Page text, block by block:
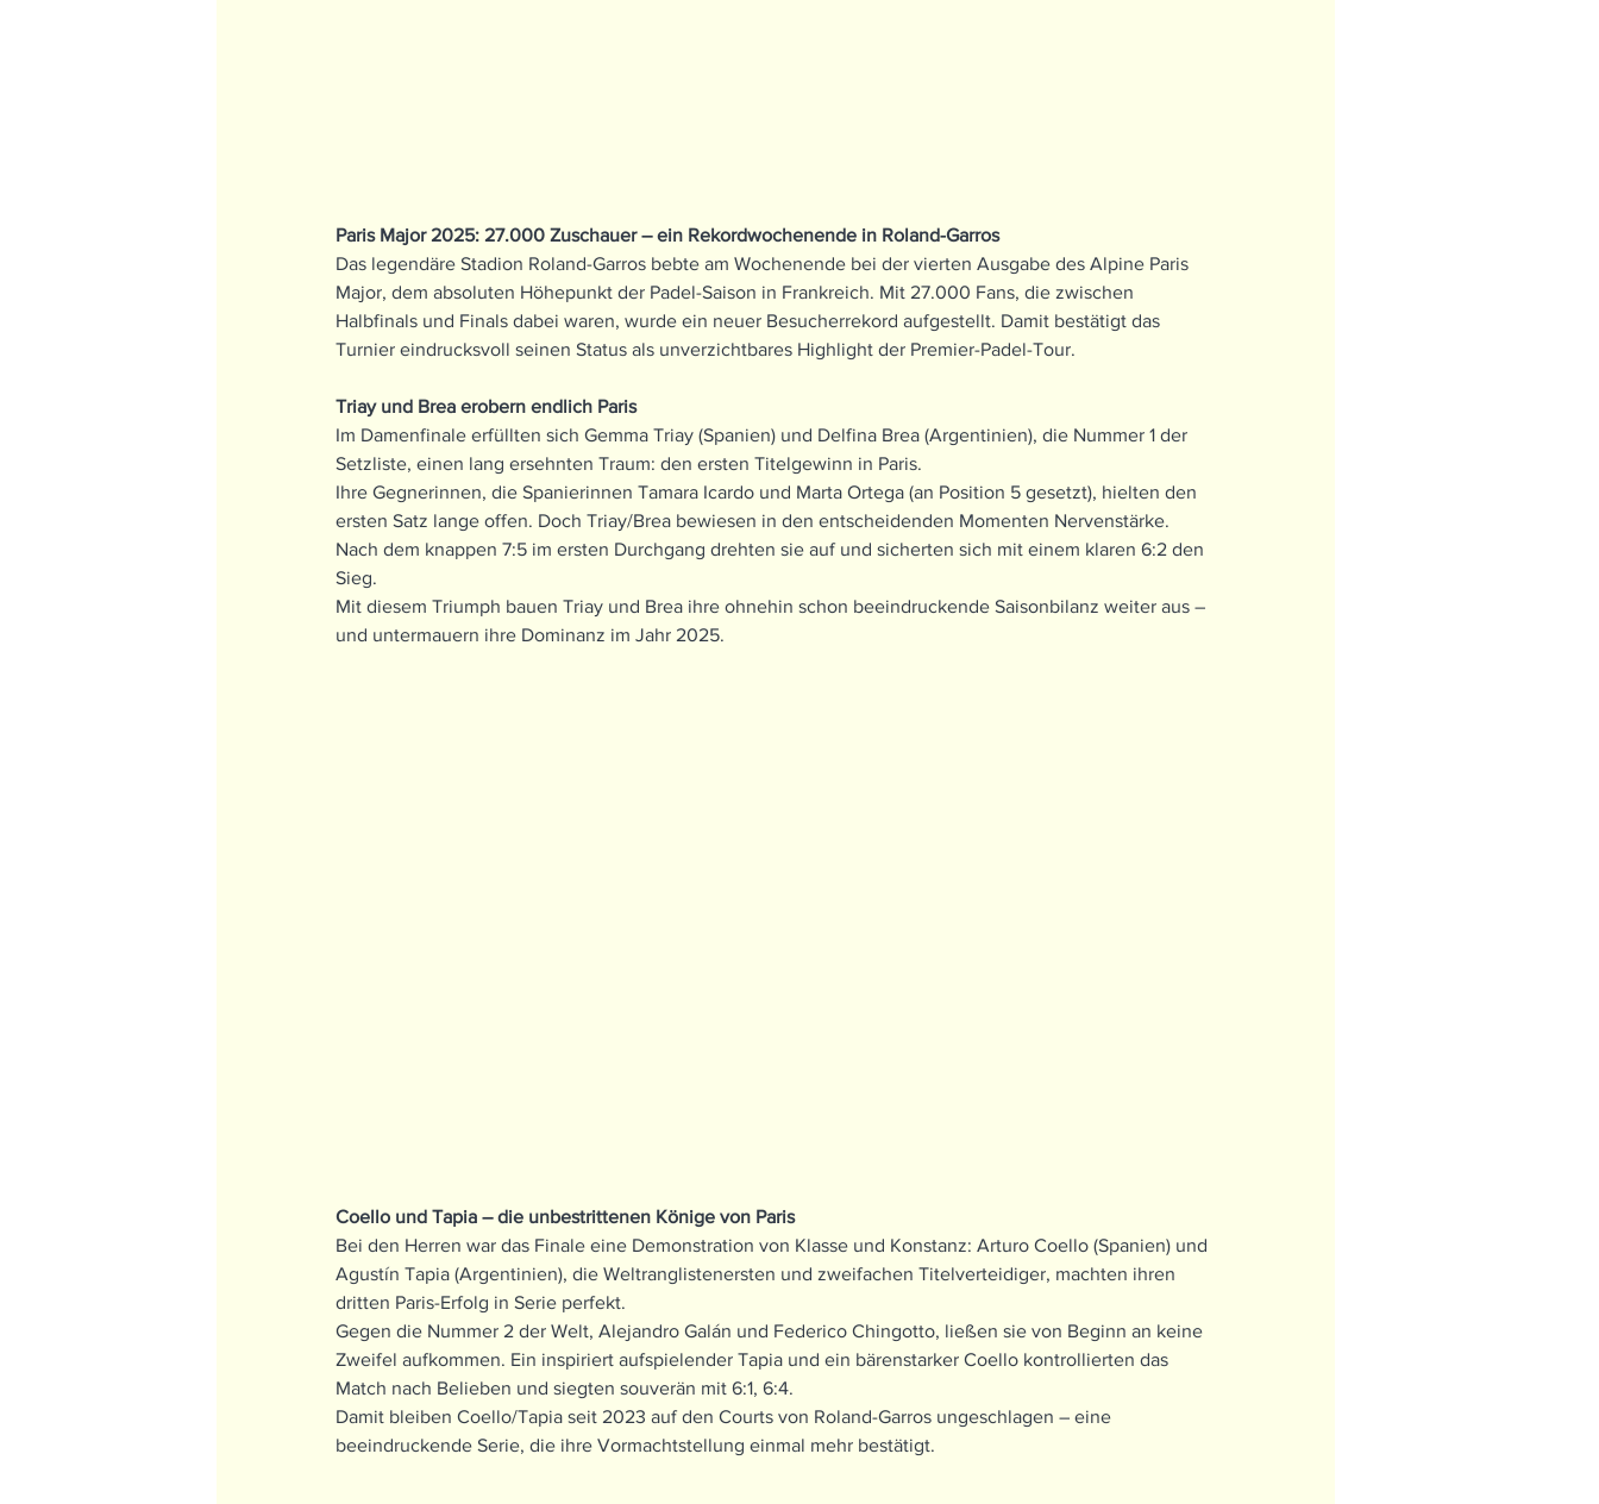
Paris Major 2025: 27.000 Zuschauer – ein Rekordwochenende in Roland-Garros
Das legendäre Stadion Roland-Garros bebte am Wochenende bei der vierten Ausgabe des Alpine Paris
Major, dem absoluten Höhepunkt der Padel-Saison in Frankreich. Mit 27.000 Fans, die zwischen
Halbfinals und Finals dabei waren, wurde ein neuer Besucherrekord aufgestellt. Damit bestätigt das
Turnier eindrucksvoll seinen Status als unverzichtbares Highlight der Premier-Padel-Tour.
Triay und Brea erobern endlich Paris
Im Damenfinale erfüllten sich Gemma Triay (Spanien) und Delfina Brea (Argentinien), die Nummer 1 der
Setzliste, einen lang ersehnten Traum: den ersten Titelgewinn in Paris.
Ihre Gegnerinnen, die Spanierinnen Tamara Icardo und Marta Ortega (an Position 5 gesetzt), hielten den
ersten Satz lange offen. Doch Triay/Brea bewiesen in den entscheidenden Momenten Nervenstärke.
Nach dem knappen 7:5 im ersten Durchgang drehten sie auf und sicherten sich mit einem klaren 6:2 den
Sieg.
Mit diesem Triumph bauen Triay und Brea ihre ohnehin schon beeindruckende Saisonbilanz weiter aus –
und untermauern ihre Dominanz im Jahr 2025.
Coello und Tapia – die unbestrittenen Könige von Paris
Bei den Herren war das Finale eine Demonstration von Klasse und Konstanz: Arturo Coello (Spanien) und
Agustín Tapia (Argentinien), die Weltranglistenersten und zweifachen Titelverteidiger, machten ihren
dritten Paris-Erfolg in Serie perfekt.
Gegen die Nummer 2 der Welt, Alejandro Galán und Federico Chingotto, ließen sie von Beginn an keine
Zweifel aufkommen. Ein inspiriert aufspielender Tapia und ein bärenstarker Coello kontrollierten das
Match nach Belieben und siegten souverän mit 6:1, 6:4.
Damit bleiben Coello/Tapia seit 2023 auf den Courts von Roland-Garros ungeschlagen – eine
beeindruckende Serie, die ihre Vormachtstellung einmal mehr bestätigt.